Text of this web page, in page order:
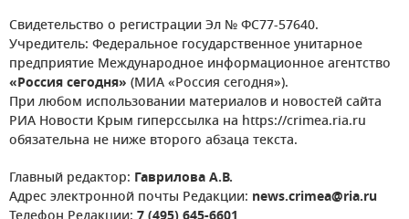
Свидетельство о регистрации Эл № ФС77-57640.
Учредитель: Федеральное государственное унитарное
предприятие Международное информационное агентство
«Россия сегодня» (МИА «Россия сегодня»).
При любом использовании материалов и новостей сайта
РИА Новости Крым гиперссылка на https://crimea.ria.ru
обязательна не ниже второго абзаца текста.
Главный редактор: Гаврилова А.В.
Адрес электронной почты Редакции: news.crimea@ria.ru